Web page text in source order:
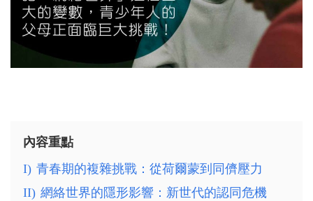
內容重點
I) 青春期的複雜挑戰：從荷爾蒙到同儕壓力
II) 網絡世界的隱形影響：新世代的認同危機